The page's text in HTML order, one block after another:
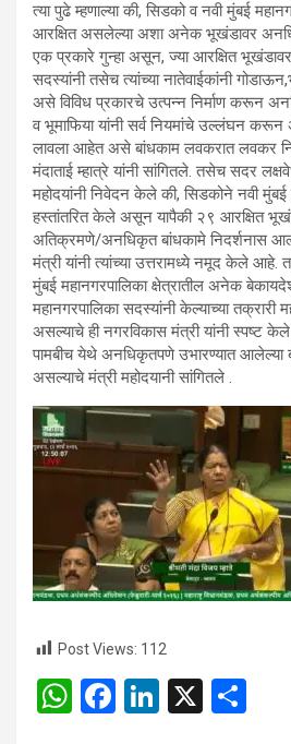
त्या पुढे म्हणाल्या की, सिडको व नवी मुंबई
आरक्षित असलेल्या अशा अनेक भूखंडावर
एक प्रकारे गुन्हा असून, ज्या आरक्षित भूखंडावर
सदस्यांनी तसेच त्यांच्या नातेवाईकांनी
असे विविध प्रकारचे उत्पन्न निर्माण करून
व भूमाफिया यांनी सर्व नियमांचे उल्लंघन करून
लावला आहेत असे बांधकाम लवकरात लवकर
मंदाताई म्हात्रे यांनी सांगितले. तसेच सदर
महोदयांनी निवेदन केले की, सिडकोने नवी
हस्तांतरित केले असून यापैकी २९ आरक्षित
अतिक्रमणे/अनधिकृत बांधकामे निदर्शनास
मंत्री यांनी त्यांच्या उत्तरामध्ये नमूद केले आहे.
मुंबई महानगरपालिका क्षेत्रातील अनेक
महानगरपालिका सदस्यांनी केल्याच्या तक्रारी
असल्याचे ही नगरविकास मंत्री यांनी स्पष्ट
पामबीच येथे अनधिकृतपणे उभारण्यात आलेल्या
असल्याचे मंत्री महोदयानी सांगितले .
Post Views: 112
W
F
Li
X